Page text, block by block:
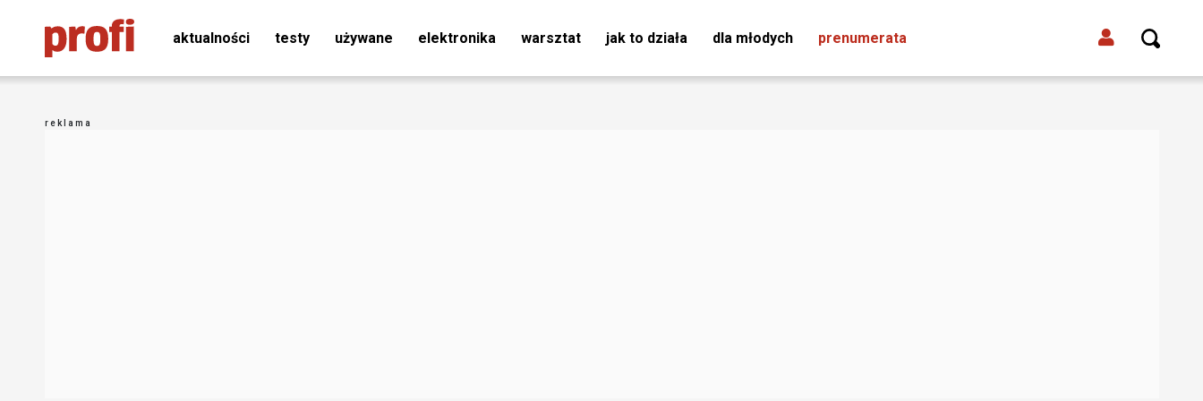
aktualności testy używane elektronika warsztat jak to działa dla młodych prenumerata